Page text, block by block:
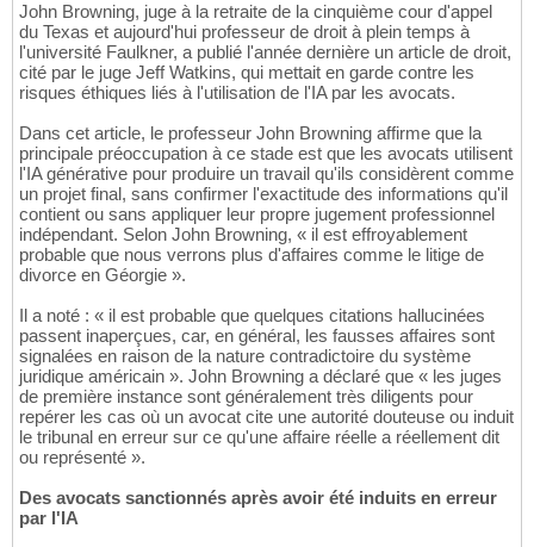
John Browning, juge à la retraite de la cinquième cour d'appel
du Texas et aujourd'hui professeur de droit à plein temps à
l'université Faulkner, a publié l'année dernière un article de droit,
cité par le juge Jeff Watkins, qui mettait en garde contre les
risques éthiques liés à l'utilisation de l'IA par les avocats.
Dans cet article, le professeur John Browning affirme que la
principale préoccupation à ce stade est que les avocats utilisent
l'IA générative pour produire un travail qu'ils considèrent comme
un projet final, sans confirmer l'exactitude des informations qu'il
contient ou sans appliquer leur propre jugement professionnel
indépendant. Selon John Browning, « il est effroyablement
probable que nous verrons plus d'affaires comme le litige de
divorce en Géorgie ».
Il a noté : « il est probable que quelques citations hallucinées
passent inaperçues, car, en général, les fausses affaires sont
signalées en raison de la nature contradictoire du système
juridique américain ». John Browning a déclaré que « les juges
de première instance sont généralement très diligents pour
repérer les cas où un avocat cite une autorité douteuse ou induit
le tribunal en erreur sur ce qu'une affaire réelle a réellement dit
ou représenté ».
Des avocats sanctionnés après avoir été induits en erreur
par l'IA